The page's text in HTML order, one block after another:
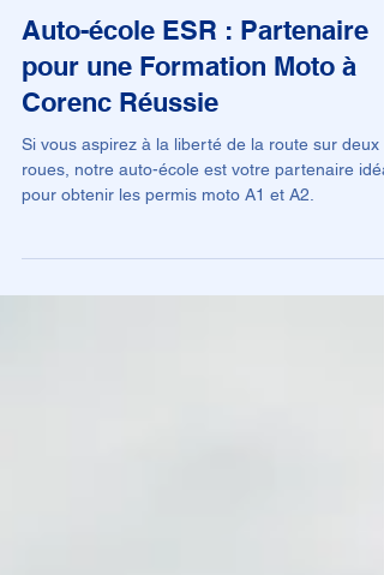
16 janv. 2024 2 min de lecture
Moto
Auto-école ESR : Partenaire
pour une Formation Moto à
Corenc Réussie
roues, notre auto-école est votre partenaire idéal